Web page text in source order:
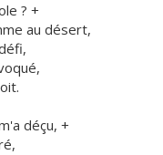
? +
au désert,
déçu, +